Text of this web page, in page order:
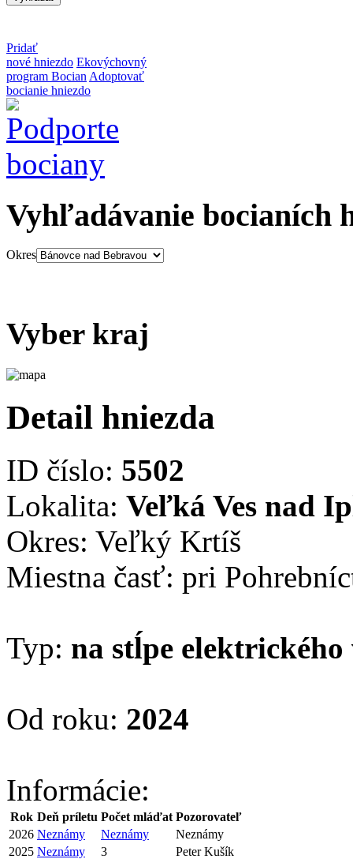
Pridať
nové hniezdo Ekovýchovný
program Bocian Adoptovať
bocianie hniezdo
Vyhľadávanie bocianích
Okres
Vyber kraj
Detail hniezda
ID číslo: 5502
Lokalita: Veľká Ves nad
Okres: Veľký Krtíš
Miestna časť: pri
Typ: na stĺpe elektrického
Od roku: 2024
Informácie:
Rok Deň príletu Počet mláďat Pozorovateľ
2026 Neznámy Neznámy
Neznámy
2025 Neznámy 3
Peter Kušík